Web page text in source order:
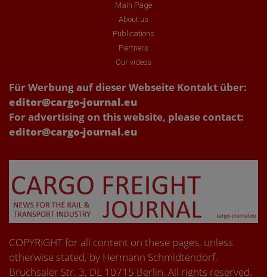
Main Page
About us
Publications
Partners
Our videos
Für Werbung auf dieser Webseite Kontakt über:
editor@cargo-journal.eu
For advertising on this website, please contact:
editor@cargo-journal.eu
COPYRIGHT for all content on these pages, unless
otherwise stated, by Hermann Schmidtendorf,
Bruchsaler Str. 3, DE 10715 Berlin. All rights reserved.